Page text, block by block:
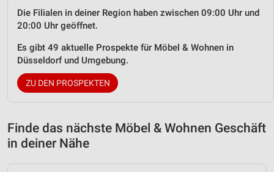
Die Filialen in deiner Region haben zwischen 09:00 Uhr und
20:00 Uhr geöffnet.
Es gibt 49 aktuelle Prospekte für Möbel & Wohnen in
Düsseldorf und Umgebung.
ZU DEN PROSPEKTEN
Finde das nächste Möbel & Wohnen Geschäft
in deiner Nähe